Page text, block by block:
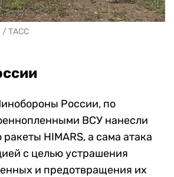
/ ТАСС
России, по
ВСУ нанесли
HIMARS, а сама атака
с целью устрашения
и предотвращения их